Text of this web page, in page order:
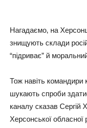
Нагадаємо, на
знищують склади
“підриває” й
Тож навіть командири
шукають спроби
каналу сказав Сергій
Херсонської обласної